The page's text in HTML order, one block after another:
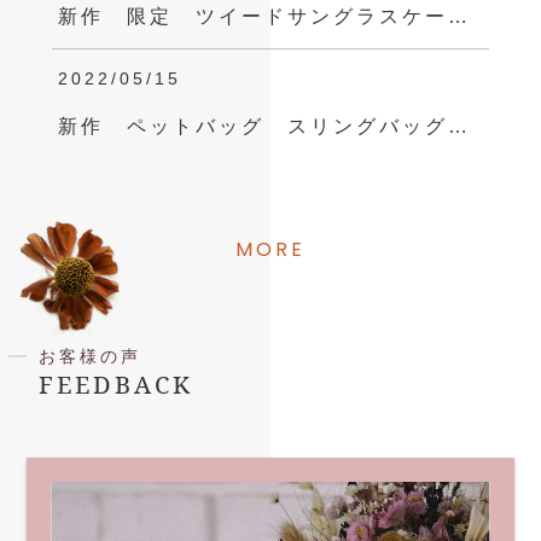
新作 限定 ツイードサングラスケース 眼鏡ケース カメリア リボン エレガント お上品
2022/05/15
新作 ペットバッグ スリングバッグ うちの子バッグ 名前刺繍 ピンク 犬バッグ お散歩バッグ お出かけバッグ 小型犬 sサイズ
MORE
お客様の声
FEEDBACK